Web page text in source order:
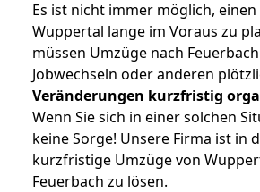
Es ist nicht immer möglich,
Wuppertal lange im Voraus zu
müssen Umzüge nach
Jobwechseln oder anderen
Veränderungen kurzfristig
Wenn Sie sich in einer solchen
keine Sorge! Unsere Firma ist in
kurzfristige Umzüge von
Feuerbach zu lösen.